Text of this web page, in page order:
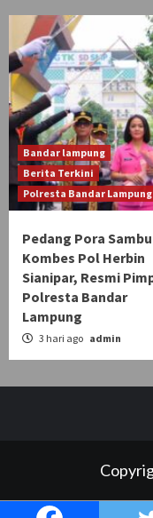
Bandar lampung
Berita Terkini
Polresta Bandar Lampung
Pedang Pora
Kombes Pol Herbin
Sianipar, Resmi
Polresta Bandar
Lampung
3 hari ago admin